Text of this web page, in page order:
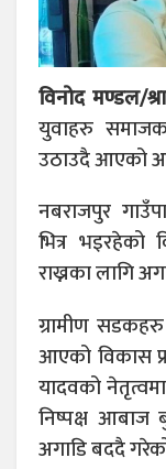
विनोद मण्डल/
युवाहरु
उठाउदै आएको
नबराजपुर
भित्र भइरहेको
राख्नका लागि
ग्रामीण सडकहरु
आएको विकास
यादवको
निष्पक्ष
अगाडि बददै